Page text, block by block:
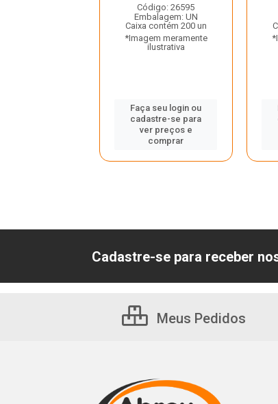
Código: 26595
Embalagem: UN
Caixa contém 200 un
*Imagem meramente
ilustrativa
Faça seu login ou
cadastre-se para
ver preços e
comprar
Cadastre-se para receber
Meus Pedidos